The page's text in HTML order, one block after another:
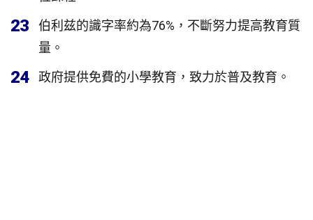
23
伯利兹的識字率約為76%，不斷努力提高教育質
量。
24 政府提供免費的小學教育，致力於普及教育。